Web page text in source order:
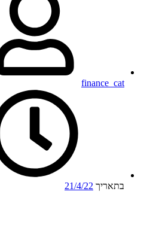
finance_cat
בתאריך 21/4/22